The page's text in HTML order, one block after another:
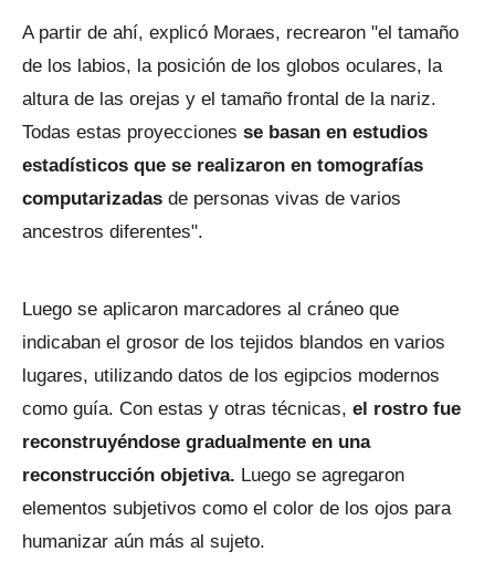
A partir de ahí, explicó Moraes, recrearon "el tamaño
de los labios, la posición de los globos oculares, la
altura de las orejas y el tamaño frontal de la nariz.
Todas estas proyecciones se basan en estudios
estadísticos que se realizaron en tomografías
computarizadas de personas vivas de varios
ancestros diferentes".
Luego se aplicaron marcadores al cráneo que
indicaban el grosor de los tejidos blandos en varios
lugares, utilizando datos de los egipcios modernos
como guía. Con estas y otras técnicas, el rostro fue
reconstruyéndose gradualmente en una
reconstrucción objetiva. Luego se agregaron
elementos subjetivos como el color de los ojos para
humanizar aún más al sujeto.